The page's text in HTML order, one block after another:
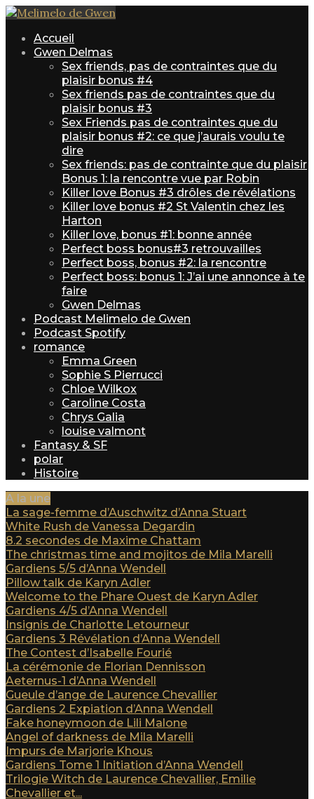
Accueil
Gwen Delmas
Sex friends, pas de contraintes que du
plaisir bonus #4
Sex friends pas de contraintes que du
plaisir bonus #3
Sex Friends pas de contraintes que du
plaisir bonus #2: ce que j’aurais voulu te
dire
Sex friends: pas de contrainte que du plaisir
Bonus 1: la rencontre vue par Robin
Killer love Bonus #3 drôles de révélations
Killer love bonus #2 St Valentin chez les
Harton
Killer love, bonus #1: bonne année
Perfect boss bonus#3 retrouvailles
Perfect boss, bonus #2: la rencontre
Perfect boss: bonus 1: J’ai une annonce à te
faire
Gwen Delmas
Podcast Melimelo de Gwen
Podcast Spotify
romance
Emma Green
Sophie S Pierrucci
Chloe Wilkox
Caroline Costa
Chrys Galia
louise valmont
Fantasy & SF
polar
Histoire
A la une
La sage-femme d’Auschwitz d’Anna Stuart
White Rush de Vanessa Degardin
8.2 secondes de Maxime Chattam
The christmas time and mojitos de Mila Marelli
Gardiens 5/5 d’Anna Wendell
Pillow talk de Karyn Adler
Welcome to the Phare Ouest de Karyn Adler
Gardiens 4/5 d’Anna Wendell
Insignis de Charlotte Letourneur
Gardiens 3 Révélation d’Anna Wendell
The Contest d’Isabelle Fourié
La cérémonie de Florian Dennisson
Aeternus-1 d’Anna Wendell
Gueule d’ange de Laurence Chevallier
Gardiens 2 Expiation d’Anna Wendell
Fake honeymoon de Lili Malone
Angel of darkness de Mila Marelli
Impurs de Marjorie Khous
Gardiens Tome 1 Initiation d’Anna Wendell
Trilogie Witch de Laurence Chevallier, Emilie
Chevallier et...